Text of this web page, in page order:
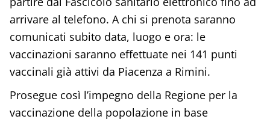
arrivare al telefono. A chi si prenota saranno
comunicati subito data, luogo e ora: le
vaccinazioni saranno effettuate nei 141 punti
vaccinali già attivi da Piacenza a Rimini.
Prosegue così l’impegno della Regione per la
vaccinazione della popolazione in base